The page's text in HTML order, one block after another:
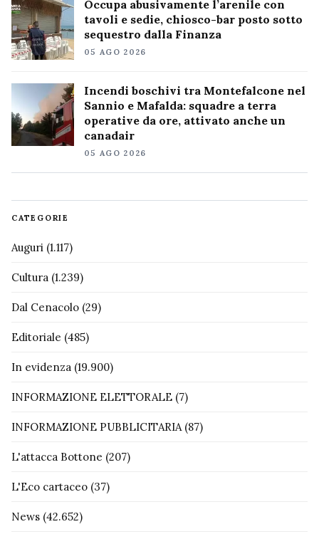
Occupa abusivamente l’arenile con
tavoli e sedie, chiosco-bar posto sotto
sequestro dalla Finanza
05 AGO 2026
Incendi boschivi tra Montefalcone nel
Sannio e Mafalda: squadre a terra
operative da ore, attivato anche un
canadair
05 AGO 2026
CATEGORIE
Auguri (1.117)
Cultura (1.239)
Dal Cenacolo (29)
Editoriale (485)
In evidenza (19.900)
INFORMAZIONE ELETTORALE (7)
INFORMAZIONE PUBBLICITARIA(87)
L'attacca Bottone (207)
L'Eco cartaceo (37)
News (42.652)